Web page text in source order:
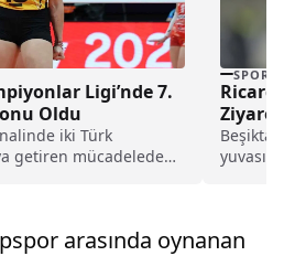
Ligi’nde 7.
Oldu
iki Türk
getiren mücadelede
SPOR
arasında oynanan